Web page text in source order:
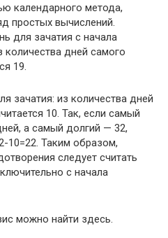
календарного метода,
простых вычислений.
для зачатия с начала
количества дней самого
19.
зачатия: из количества дней
10. Так, если самый
а самый долгий — 32,
10=22. Таким образом,
следует считать
с начала
можно найти здесь.